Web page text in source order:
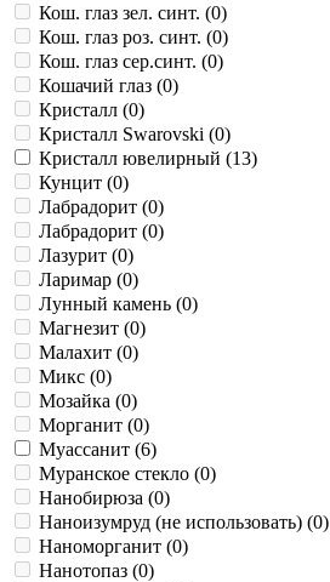
Кош. глаз зел. синт. (0)
Кош. глаз роз. синт. (0)
Кош. глаз сер.синт. (0)
Кошачий глаз (0)
Кристалл (0)
Кристалл Swarovski (0)
Кристалл ювелирный (13)
Кунцит (0)
Лабрадорит (0)
Лабрадорит (0)
Лазурит (0)
Ларимар (0)
Лунный камень (0)
Магнезит (0)
Малахит (0)
Микс (0)
Мозайка (0)
Морганит (0)
Муассанит (6)
Муранское стекло (0)
Нанобирюза (0)
Наноизумруд (не использовать) (0)
Наноморганит (0)
Нанотопаз (0)